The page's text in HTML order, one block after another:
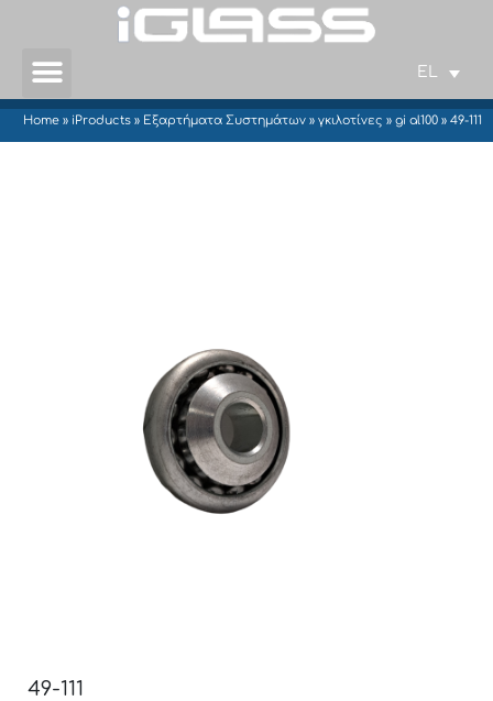
EL
Home » iProducts » Εξαρτήματα Συστημάτων » γκιλοτίνες » gi al100 » 49-111
49-111